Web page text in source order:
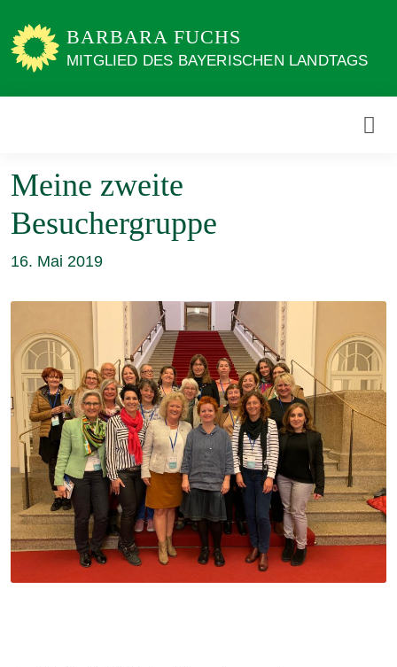
zum
Inhalt
BARBARA FUCHS
MITGLIED DES BAYERISCHEN LANDTAGS
Meine zweite
Besuchergruppe
16. Mai 2019